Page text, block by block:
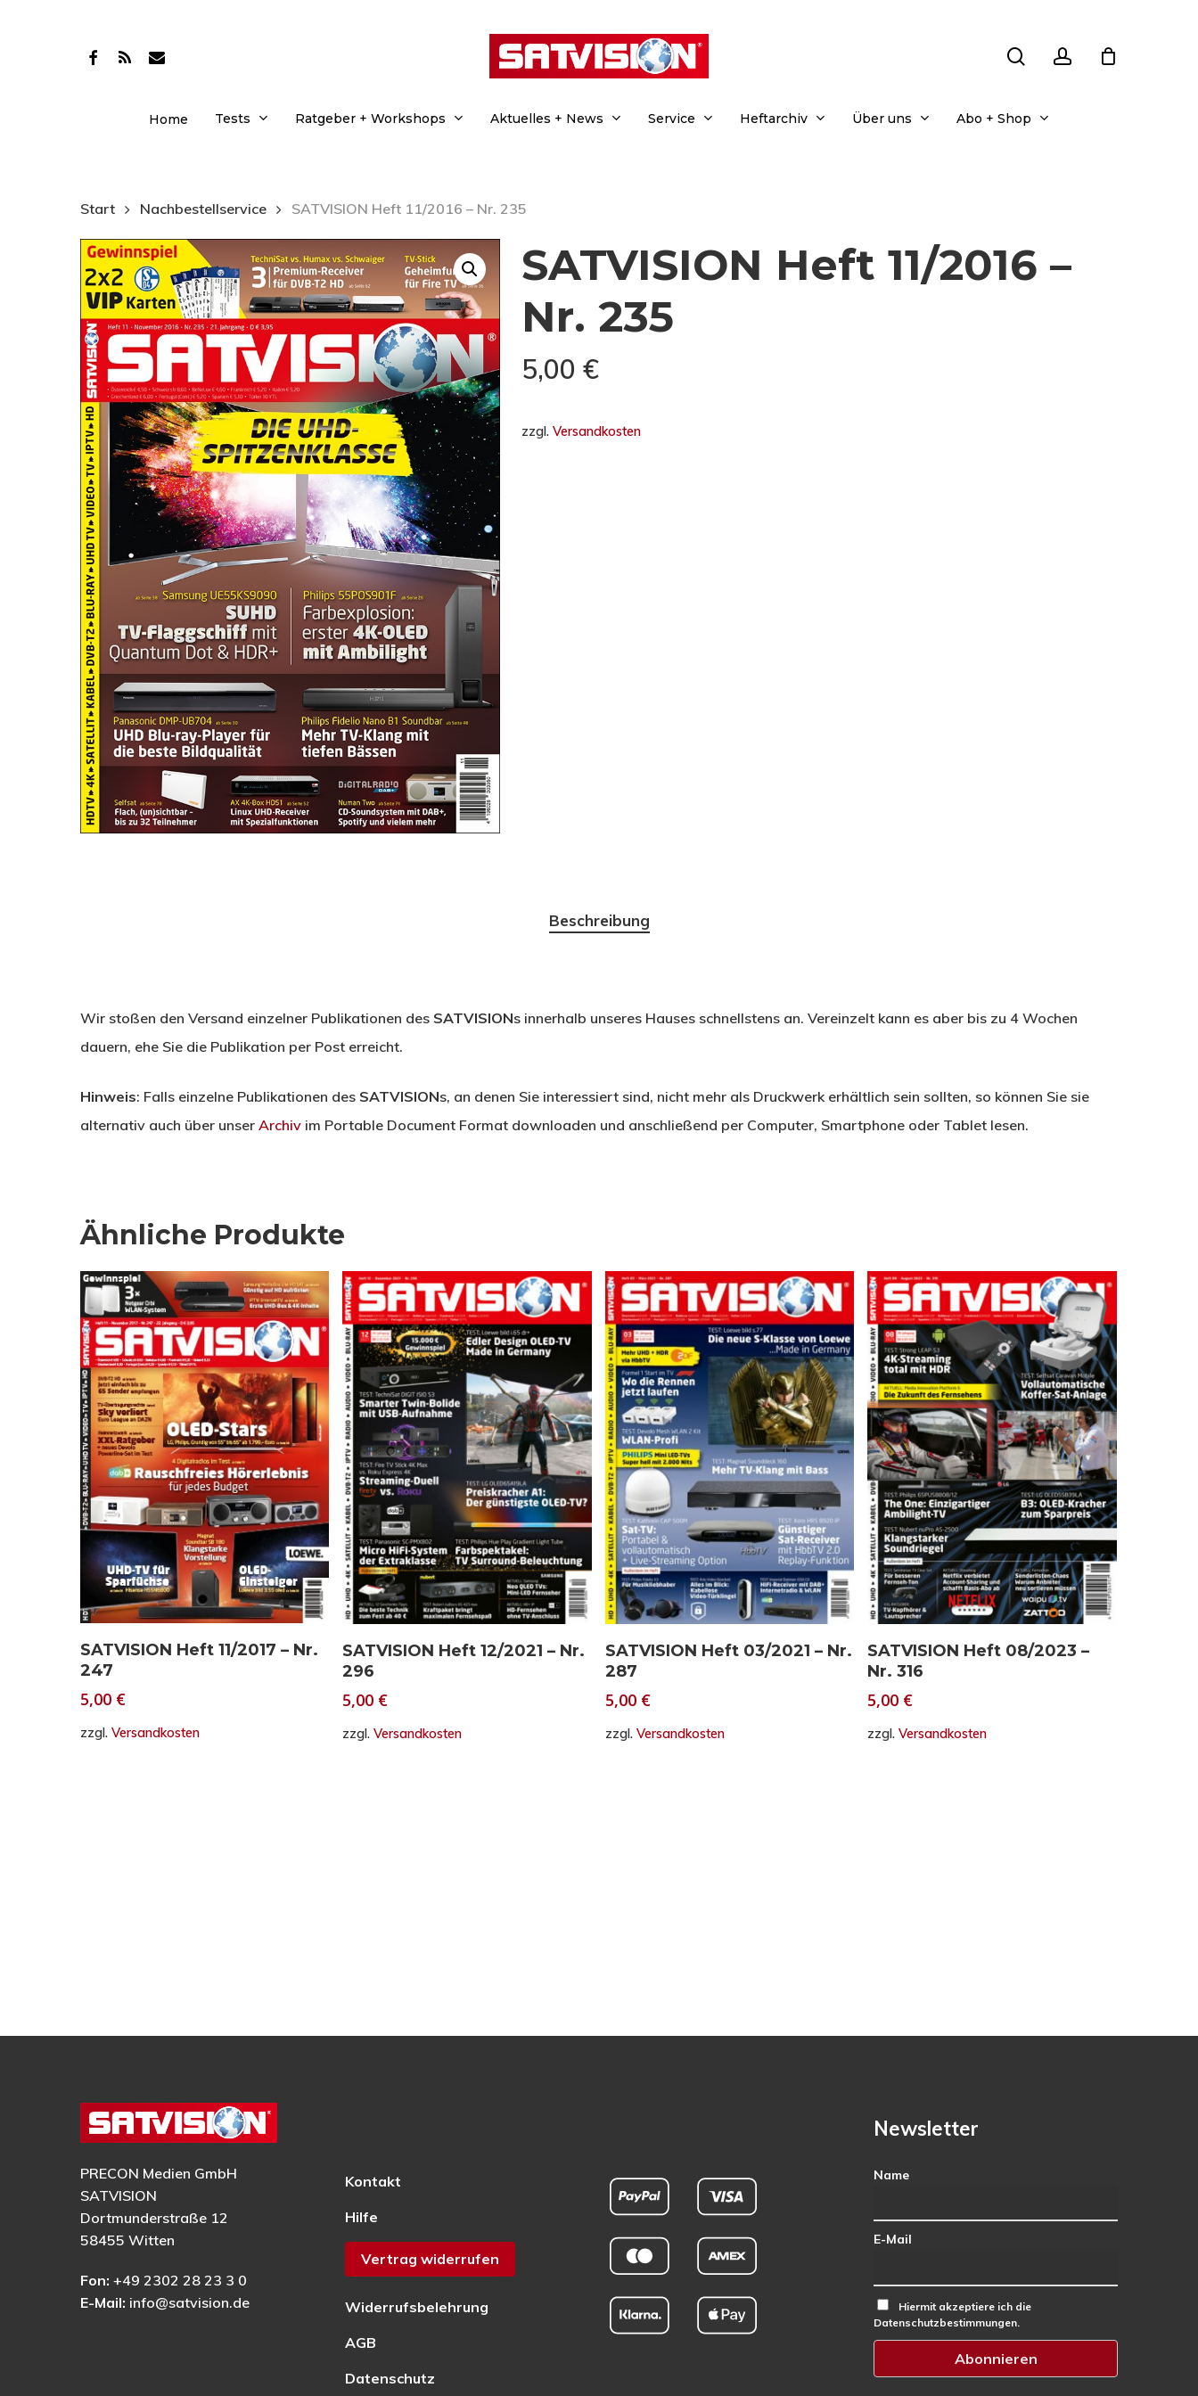
Drücken Sie Enter zum Suchen oder ESC zum Schließen.
facebook
RSS email
Home Tests Ratgeber + Workshops Aktuelles + News Service Heftarchiv Über uns Abo + Shop
Start Nachbestellservice SATVISION Heft 11/2016 – Nr. 235
SATVISION Heft 11/2016 –
Nr. 235
5,00 €
zzgl. Versandkosten
Beschreibung
Wir stoßen den Versand einzelner Publikationen des SATVISIONs innerhalb unseres Hauses schnellstens an. Vereinzelt kann es aber bis zu 4 Wochen
dauern, ehe Sie die Publikation per Post erreicht.
Hinweis: Falls einzelne Publikationen des SATVISIONs, an denen Sie interessiert sind, nicht mehr als Druckwerk erhältlich sein sollten, so können Sie sie
alternativ auch über unser Archiv im Portable Document Format downloaden und anschließend per Computer, Smartphone oder Tablet lesen.
Ähnliche Produkte
In den Warenkorb
SATVISION Heft 11/2017 – Nr.
247
5,00 €
zzgl. Versandkosten
In den Warenkorb
SATVISION Heft 12/2021 – Nr.
296
5,00 €
zzgl.Versandkosten
In den Warenkorb
SATVISION Heft 03/2021 – Nr.
287
5,00 €
zzgl. Versandkosten
In den Warenkorb
SATVISION Heft 08/2023 –
Nr. 316
5,00 €
zzgl.Versandkosten
PRECON Medien GmbH
SATVISION
Dortmunderstraße 12
58455 Witten
Fon: +49 2302 28 23 3 0
E-Mail: info@satvision.de
Kontakt
Hilfe
Vertrag widerrufen
Widerrufsbelehrung
AGB
Datenschutz
Newsletter
Name
E-Mail
Hiermit akzeptiere ich die
Datenschutzbestimmungen.